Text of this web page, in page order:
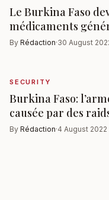
Le Burkina Faso
médicaments
By Rédaction·30 August
SECURITY
Burkina Faso:
causée par des
By Rédaction·4 August 2022